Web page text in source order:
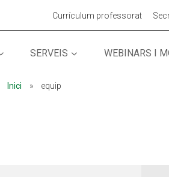
Currículum professorat
SERVEIS WEBINARS I
Inici » equip